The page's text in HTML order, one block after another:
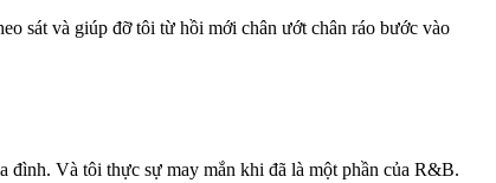
sát và giúp đỡ tôi từ hồi mới chân ướt chân ráo bước vào
đình. Và tôi thực sự may mắn khi đã là một phần của R&B.